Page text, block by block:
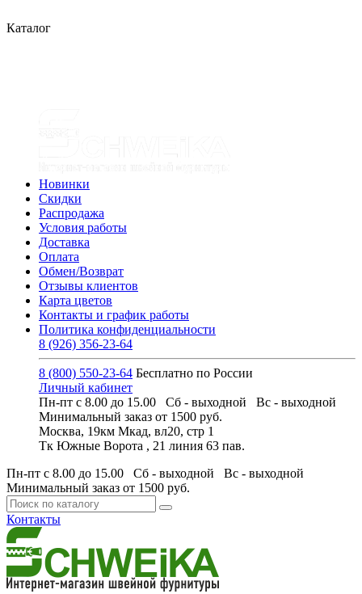
Каталог
Новинки
Скидки
Распродажа
Условия работы
Доставка
Оплата
Обмен/Возврат
Отзывы клиентов
Карта цветов
Контакты и график работы
Политика конфиденциальности
8 (926) 356-23-64
8 (800) 550-23-64 Бесплатно по России
Личный кабинет
Пн-пт с 8.00 до 15.00 Сб - выходной Вс - выходной
Минимальный заказ от 1500 руб.
Москва, 19км Мкад, вл20, стр 1
Тк Южные Ворота , 21 линия 63 пав.
Пн-пт с 8.00 до 15.00 Сб - выходной Вс - выходной
Минимальный заказ от 1500 руб.
Контакты